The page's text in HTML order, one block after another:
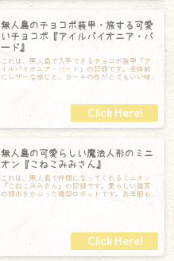
無人島のチョコボ装甲・旅する可愛
いチョコボ『アイルパイオニア・バ
ード』
これは、無人島で入手できるチョコボ装甲『ア
イルパイオニア・バード』の記録です。全体的
にレザーな感じと、カーキの布がとてもいい味
無人島の可愛らしい魔法人形のミニ
オン『こねこみみさん』
これは、無人島で仲間になってくれるミニオン
『こねこみみさん』の記録です。愛らしい猫耳
の頭巾をかぶった猫型ロボットです。お洋服も
可愛らしくリボンをしているのもオシャレ。足